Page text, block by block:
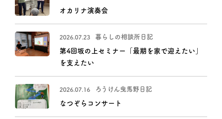
オカリナ演奏会
2026.07.23 暮らしの相談所日記
第4回坂の上セミナー「最期を家で迎えたい」
を支えたい
2026.07.16 ろうけん曳馬野日記
なつぞらコンサート